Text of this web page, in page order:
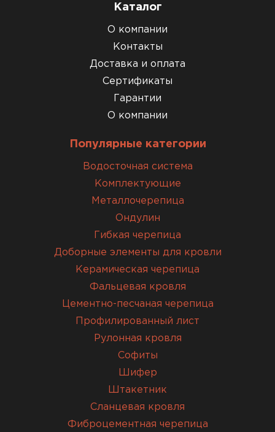
Каталог
О компании
Контакты
Доставка и оплата
Сертификаты
Гарантии
О компании
Популярные категории
Водосточная система
Комплектующие
Металлочерепица
Ондулин
Гибкая черепица
Доборные элементы для кровли
Керамическая черепица
Фальцевая кровля
Цементно-песчаная черепица
Профилированный лист
Рулонная кровля
Софиты
Шифер
Штакетник
Сланцевая кровля
Фиброцементная черепица